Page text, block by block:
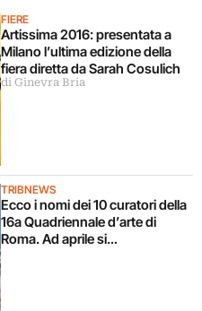
FIERE
Artissima 2016: presentata a
Milano l’ultima edizione della
fiera diretta da Sarah Cosulich
di Ginevra Bria
TRIBNEWS
Ecco i nomi dei 10 curatori della
16a Quadriennale d’arte di
Roma. Ad aprile si